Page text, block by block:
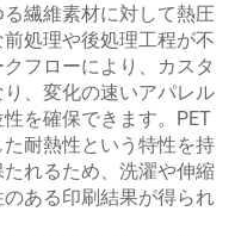
繊維素材に対して熱圧
処理や後処理工程が不
フローにより、カスタ
、変化の速いアパレル
を確保できます。PET
耐熱性という特性を持
れるため、洗濯や伸縮
ある印刷結果が得られ